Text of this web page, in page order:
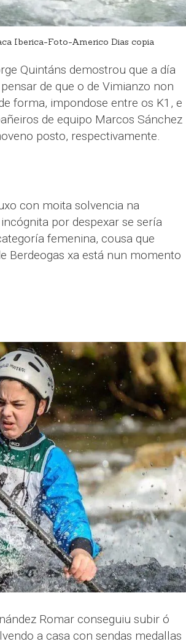
Iberica-Foto-Americo Dias copia
Quintáns demostrou que a día
de que o de Vimianzo non
forma, impondose entre os K1, e
de equipo Marcos Sánchez
posto, respectivamente.
con moita solvencia na
por despexar se sería
femenina, cousa que
Berdeogas xa está nun momento
Romar conseguiu subir ó
a casa con sendas medallas